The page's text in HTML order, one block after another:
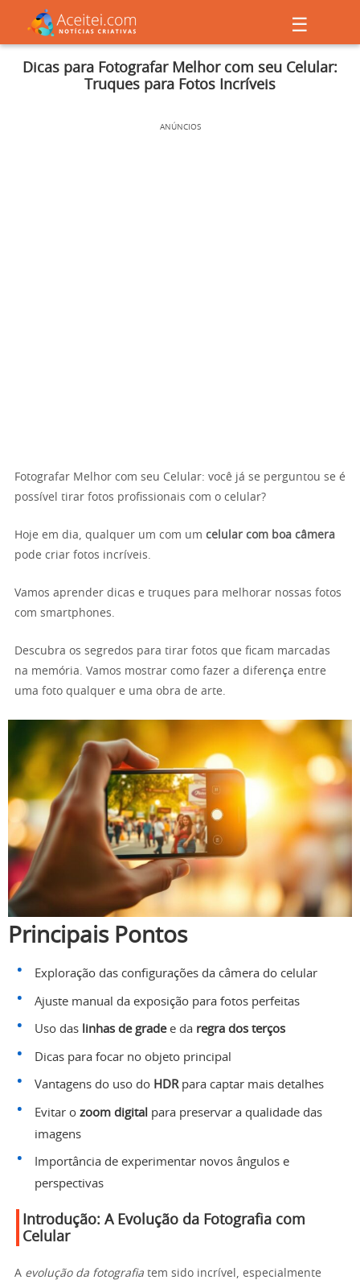
☰
Dicas para Fotografar Melhor com seu Celular:
Truques para Fotos Incríveis
ANÚNCIOS
Fotografar Melhor com seu Celular: você já se perguntou se é
possível tirar fotos profissionais com o celular?
Hoje em dia, qualquer um com um celular com boa câmera
pode criar fotos incríveis.
Vamos aprender dicas e truques para melhorar nossas fotos
com smartphones.
Descubra os segredos para tirar fotos que ficam marcadas
na memória. Vamos mostrar como fazer a diferença entre
uma foto qualquer e uma obra de arte.
Principais Pontos
Exploração das configurações da câmera do celular
Ajuste manual da exposição para fotos perfeitas
Uso das linhas de gradee da regra dos terços
Dicas para focar no objeto principal
Vantagens do uso do HDRpara captar mais detalhes
Evitar o zoom digital para preservar a qualidade das
imagens
Importância de experimentar novos ângulos e
perspectivas
Introdução: A Evolução da Fotografia com
Celular
A evolução da fotografia tem sido incrível, especialmente